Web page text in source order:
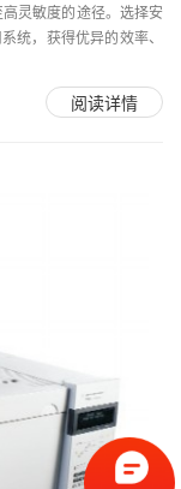
灵敏度的途径。选择安
统，获得优异的效率、
阅读详情